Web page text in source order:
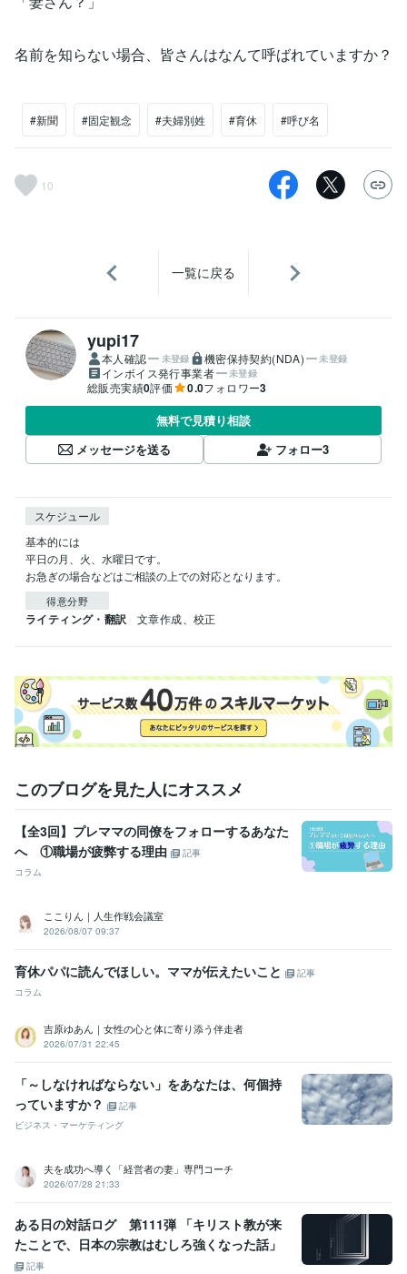
名前を知らない場合、皆さんはなんて呼ばれていますか？
#新聞 #固定観念 #夫婦別姓 #育休 #呼び名
10
一覧に戻る
yupi17
本人確認 未登録 機密保持契約(NDA) 未登録
インボイス発行事業者 未登録
総販売実績0評価 0.0フォロワー3
無料で見積り相談
メッセージを送る
フォロー3
スケジュール
基本的には
平日の月、火、水曜日です。
お急ぎの場合などはご相談の上での対応となります。
得意分野
ライティング・翻訳 文章作成、校正
このブログを見た人にオススメ
【全3回】プレママの同僚をフォローするあなた
へ ①職場が疲弊する理由
記事
コラム
ここりん｜人生作戦会議室
2026/08/07 09:37
育休パパに読んでほしい。ママが伝えたいこと
記事
コラム
吉原ゆあん｜女性の心と体に寄り添う伴走者
2026/07/31 22:45
「～しなければならない」をあなたは、何個持
っていますか？
記事
ビジネス・マーケティング
夫を成功へ導く「経営者の妻」専門コーチ
2026/07/28 21:33
ある日の対話ログ 第111弾 「キリスト教が来
たことで、日本の宗教はむしろ強くなった話」
記事